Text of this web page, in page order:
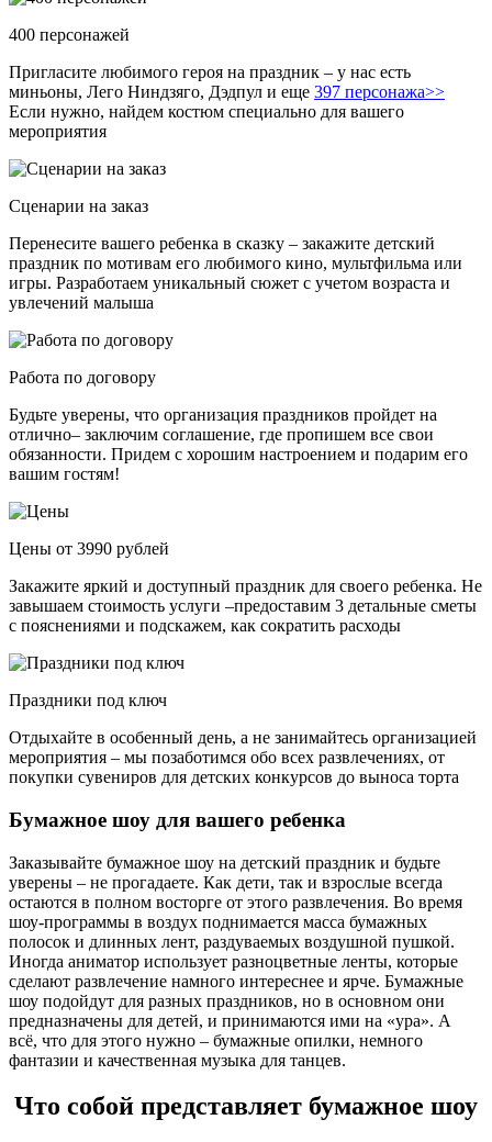
400 персонажей
Пригласите любимого героя на праздник – у нас есть
миньоны, Лего Ниндзяго, Дэдпул и еще 397 персонажа>>
Если нужно, найдем костюм специально для вашего
мероприятия
Сценарии на заказ
Перенесите вашего ребенка в сказку – закажите детский
праздник по мотивам его любимого кино, мультфильма или
игры. Разработаем уникальный сюжет с учетом возраста и
увлечений малыша
Работа по договору
Будьте уверены, что организация праздников пройдет на
отлично– заключим соглашение, где пропишем все свои
обязанности. Придем с хорошим настроением и подарим его
вашим гостям!
Цены от 3990 рублей
Закажите яркий и доступный праздник для своего ребенка. Не
завышаем стоимость услуги –предоставим 3 детальные сметы
с пояснениями и подскажем, как сократить расходы
Праздники под ключ
Отдыхайте в особенный день, а не занимайтесь организацией
мероприятия – мы позаботимся обо всех развлечениях, от
покупки сувениров для детских конкурсов до выноса торта
Бумажное шоу для вашего ребенка
Заказывайте бумажное шоу на детский праздник и будьте
уверены – не прогадаете. Как дети, так и взрослые всегда
остаются в полном восторге от этого развлечения. Во время
шоу-программы в воздух поднимается масса бумажных
полосок и длинных лент, раздуваемых воздушной пушкой.
Иногда аниматор использует разноцветные ленты, которые
сделают развлечение намного интереснее и ярче. Бумажные
шоу подойдут для разных праздников, но в основном они
предназначены для детей, и принимаются ими на «ура». А
всё, что для этого нужно – бумажные опилки, немного
фантазии и качественная музыка для танцев.
Что собой представляет бумажное шоу